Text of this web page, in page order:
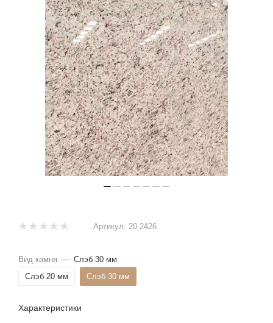
Артикул: 20-2426
Вид камня — Слэб 30 мм
Слэб 20 мм
Слэб 30 мм
Характеристики